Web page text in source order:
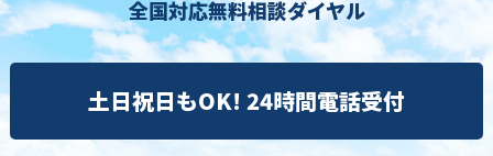
全国対応無料相談ダイヤル
土日祝日もOK! 24時間電話受付